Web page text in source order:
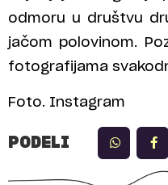
odmoru u društvu
jačom polovinom.
fotografijama
Foto. Instagram
PODELI